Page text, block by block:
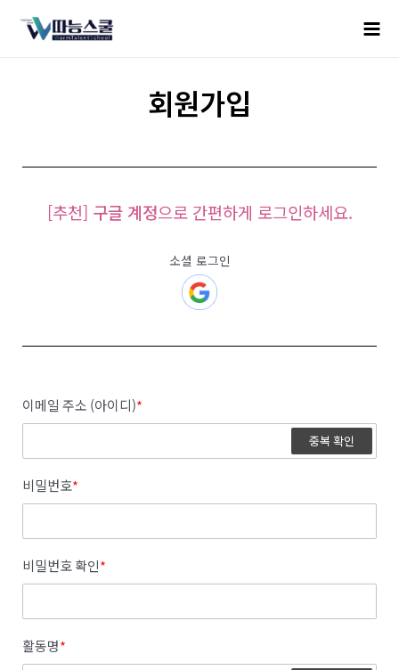
회원가입
[추천] 구글 계정으로 간편하게 로그인하세요.
소셜 로그인
이메일 주소 (아이디)*
중복 확인
비밀번호*
비밀번호 확인*
활동명*